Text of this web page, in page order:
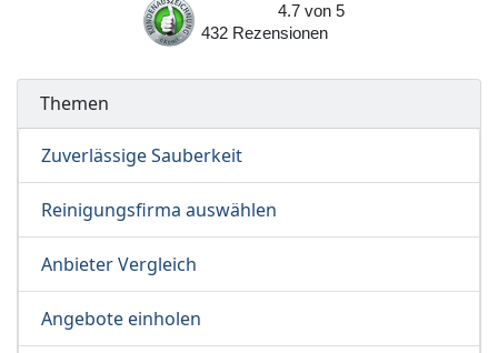
4.7 von 5
432
Rezensionen
Themen
Zuverlässige Sauberkeit
Reinigungsfirma auswählen
Anbieter Vergleich
Angebote einholen